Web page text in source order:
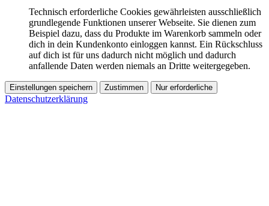
Technisch erforderliche Cookies gewährleisten ausschließlich
grundlegende Funktionen unserer Webseite. Sie dienen zum
Beispiel dazu, dass du Produkte im Warenkorb sammeln oder
dich in dein Kundenkonto einloggen kannst. Ein Rückschluss
auf dich ist für uns dadurch nicht möglich und dadurch
anfallende Daten werden niemals an Dritte weitergegeben.
Einstellungen speichern Zustimmen Nur erforderliche
Datenschutzerklärung